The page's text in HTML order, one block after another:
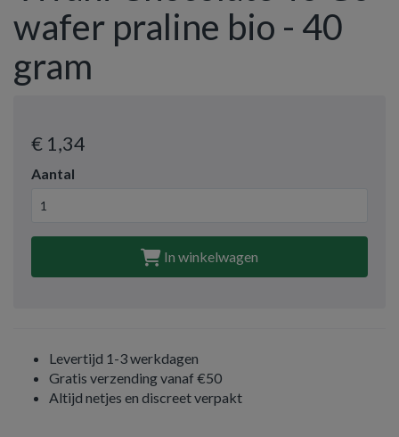
wafer praline bio - 40
gram
€ 1,34
Aantal
In winkelwagen
Levertijd 1-3 werkdagen
Gratis verzending vanaf €50
Altijd netjes en discreet verpakt